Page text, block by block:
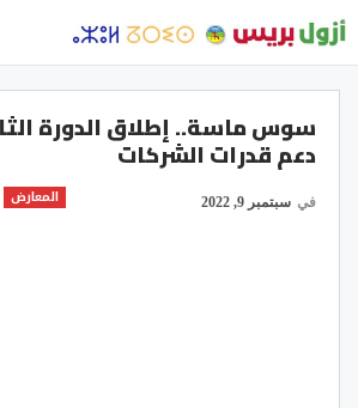
سوس ماسة.. إطلاق الدورة
دعم قدرات الشركات
المعارض في سبتمبر 9, 2022